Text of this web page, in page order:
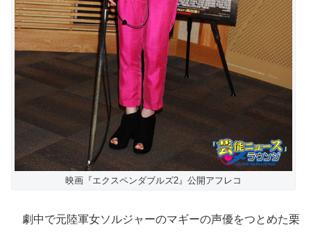
映画『エクスペンダブルズ2』公開アフレコ
劇中で元陸軍女ソルジャーのマギーの声優をつとめた栗